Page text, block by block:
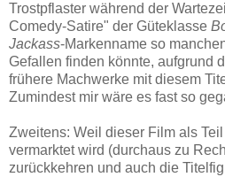
Trostpflaster während der
Comedy-Satire" der Güteklasse
Jackass-Markenname so
Gefallen finden könnte, aufgrund
frühere Machwerke mit diesem
Zumindest mir wäre es fast so
Zweitens: Weil dieser Film als
vermarktet wird (durchaus zu
zurückkehren und auch die